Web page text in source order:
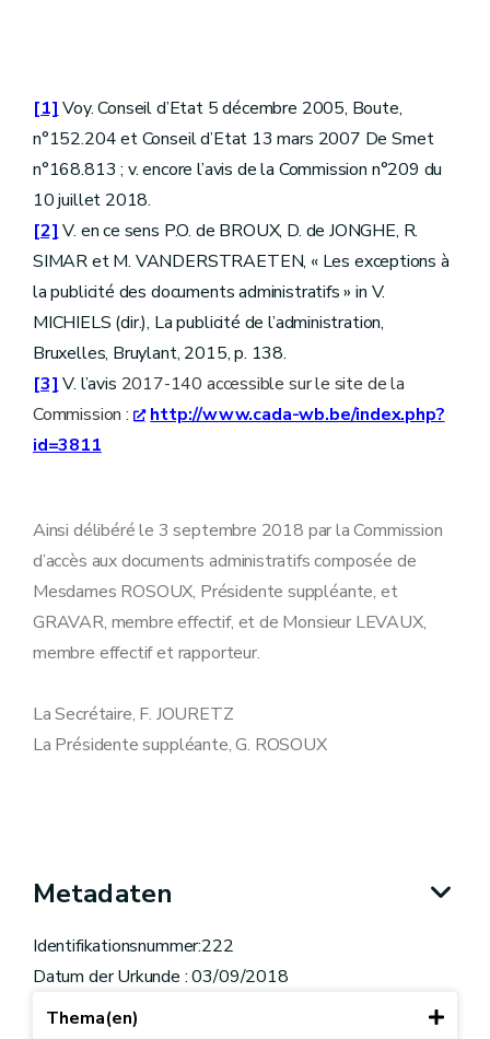
[1] Voy. Conseil d’Etat 5 décembre 2005, Boute,
n°152.204 et Conseil d’Etat 13 mars 2007 De Smet
n°168.813 ; v. encore l’avis de la Commission n°209 du
10 juillet 2018.
[2] V. en ce sens P.O. de BROUX, D. de JONGHE, R.
SIMAR et M. VANDERSTRAETEN, « Les exceptions à
la publicité des documents administratifs » in V.
MICHIELS (dir.), La publicité de l’administration,
Bruxelles, Bruylant, 2015, p. 138.
[3] V. l’avis 2017-140 accessible sur le site de la
Commission :
http://www.cada-wb.be/index.php?
id=3811
Ainsi délibéré le 3 septembre 2018 par la Commission
d’accès aux documents administratifs composée de
Mesdames ROSOUX, Présidente suppléante, et
GRAVAR, membre effectif, et de Monsieur LEVAUX,
membre effectif et rapporteur.
La Secrétaire, F. JOURETZ
La Présidente suppléante, G. ROSOUX
Metadaten
Identifikationsnummer:222
Datum der Urkunde : 03/09/2018
Thema(en)